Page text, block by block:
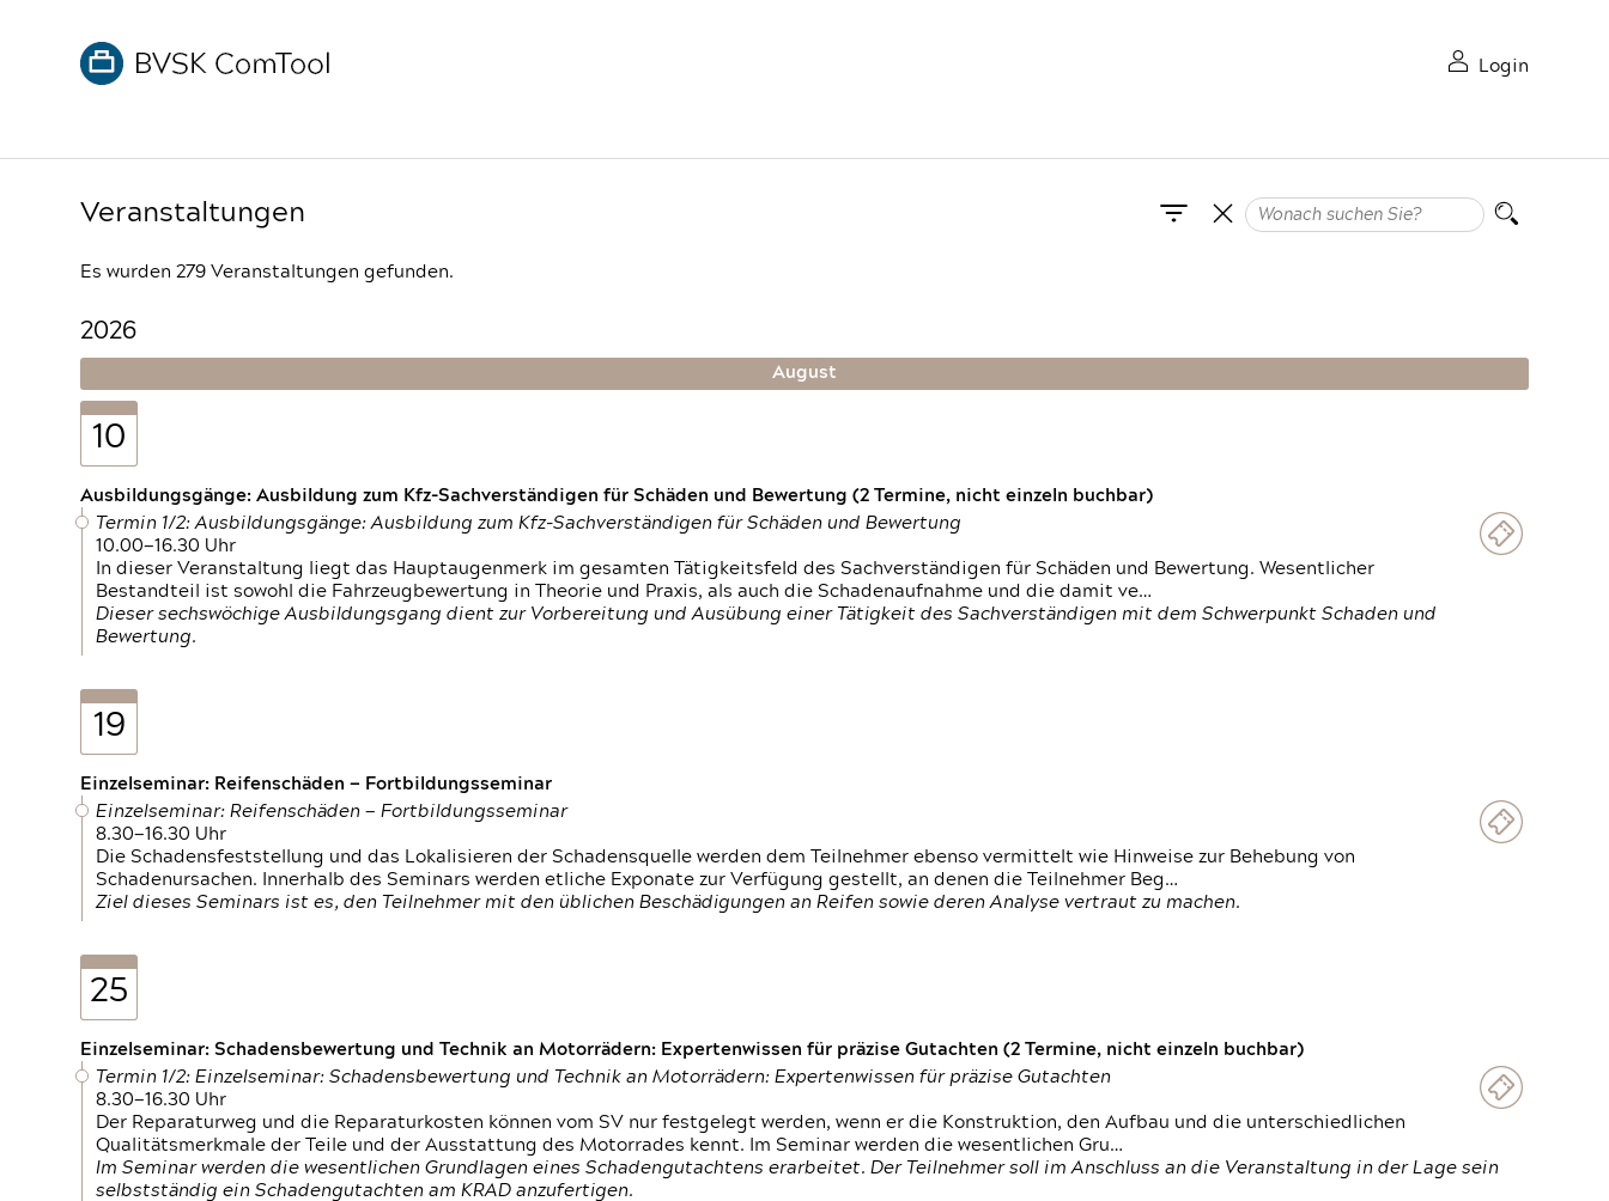
Login
Veranstaltungen
Es wurden 279 Veranstaltungen gefunden.
2026
August
10
Ausbildungsgänge: Ausbildung zum Kfz-Sachverständigen für Schäden und Bewertung (2 Termine, nicht einzeln buchbar)
Termin 1/2: Ausbildungsgänge: Ausbildung zum Kfz-Sachverständigen für Schäden und Bewertung
10.00—16.30 Uhr
In dieser Veranstaltung liegt das Hauptaugenmerk im gesamten Tätigkeitsfeld des Sachverständigen für Schäden und Bewertung. Wesentlicher
Bestandteil ist sowohl die Fahrzeugbewertung in Theorie und Praxis, als auch die Schadenaufnahme und die damit ve…
Dieser sechswöchige Ausbildungsgang dient zur Vorbereitung und Ausübung einer Tätigkeit des Sachverständigen mit dem Schwerpunkt Schaden und
Bewertung.
19
Einzelseminar: Reifenschäden — Fortbildungsseminar
Einzelseminar: Reifenschäden — Fortbildungsseminar
8.30—16.30 Uhr
Die Schadensfeststellung und das Lokalisieren der Schadensquelle werden dem Teilnehmer ebenso vermittelt wie Hinweise zur Behebung von
Schadenursachen. Innerhalb des Seminars werden etliche Exponate zur Verfügung gestellt, an denen die Teilnehmer Beg…
Ziel dieses Seminars ist es, den Teilnehmer mit den üblichen Beschädigungen an Reifen sowie deren Analyse vertraut zu machen.
25
Einzelseminar: Schadensbewertung und Technik an Motorrädern: Expertenwissen für präzise Gutachten (2 Termine, nicht einzeln buchbar)
Termin 1/2: Einzelseminar: Schadensbewertung und Technik an Motorrädern: Expertenwissen für präzise Gutachten
8.30—16.30 Uhr
Der Reparaturweg und die Reparaturkosten können vom SV nur festgelegt werden, wenn er die Konstruktion, den Aufbau und die unterschiedlichen
Qualitätsmerkmale der Teile und der Ausstattung des Motorrades kennt. Im Seminar werden die wesentlichen Gru…
Im Seminar werden die wesentlichen Grundlagen eines Schadengutachtens erarbeitet. Der Teilnehmer soll im Anschluss an die Veranstaltung in der Lage sein
selbstständig ein Schadengutachten am KRAD anzufertigen.